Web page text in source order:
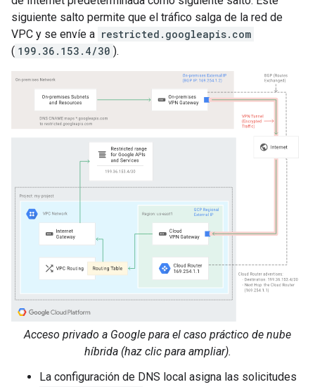
siguiente salto permite que el tráfico salga de la red de
VPC y se envíe a restricted.googleapis.com
( 199.36.153.4/30 ).
Acceso privado a Google para el caso práctico de nube
híbrida (haz clic para ampliar).
La configuración de DNS local asigna las solicitudes